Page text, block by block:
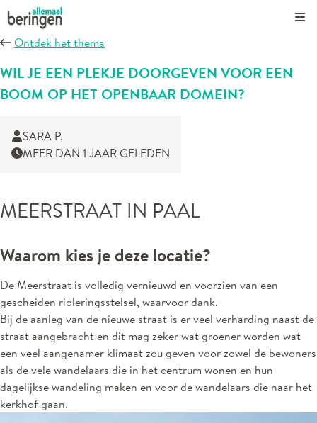
Ontdek het thema
WIL JE EEN PLEKJE DOORGEVEN VOOR EEN
BOOM OP HET OPENBAAR DOMEIN?
SARA P.
MEER DAN 1 JAAR GELEDEN
MEERSTRAAT IN PAAL
Waarom kies je deze locatie?
De Meerstraat is volledig vernieuwd en voorzien van een
gescheiden rioleringsstelsel, waarvoor dank.
Bij de aanleg van de nieuwe straat is er veel verharding naast de
straat aangebracht en dit mag zeker wat groener worden wat
een veel aangenamer klimaat zou geven voor zowel de bewoners
als de vele wandelaars die in het centrum wonen en hun
dagelijkse wandeling maken en voor de wandelaars die naar het
kerkhof gaan.